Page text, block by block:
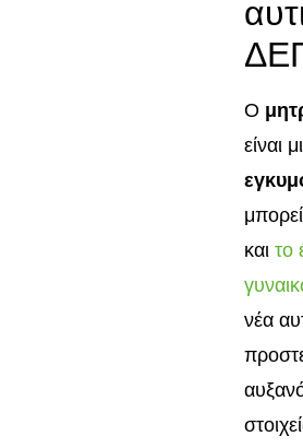
Ο
είναι
και το
νέα